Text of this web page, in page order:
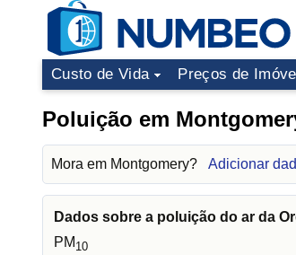
Custo de Vida Preços de
Poluição em
Mora em Montgomery? Adicionar
Dados sobre a poluição do ar da
PM 10